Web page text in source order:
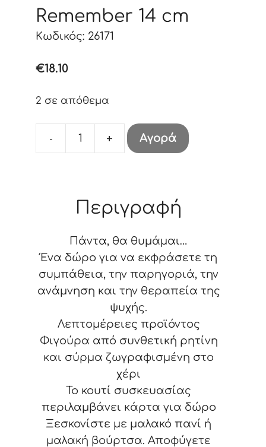
Remember 14 cm
Κωδικός: 26171
€18.10
2 σε απόθεμα
-
Remember
+ Αγορά
Περιγραφή
Πάντα, θα θυμάμαι…
Ένα δώρο για να εκφράσετε τη
συμπάθεια, την παρηγοριά, την
ανάμνηση και την θεραπεία της
ψυχής.
Λεπτομέρειες προϊόντος
Φιγούρα από συνθετική ρητίνη
και σύρμα ζωγραφισμένη στο
χέρι
Το κουτί συσκευασίας
περιλαμβάνει κάρτα για δώρο
Ξεσκονίστε με μαλακό πανί ή
μαλακή βούρτσα. Αποφύγετε